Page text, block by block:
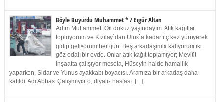
Böyle Buyurdu Muhammet * / Ergür Altan
Adım Muhammet. On dokuz yaşındayım. Atık kağıtlar
topluyorum ve Kızılay`dan Ulus`a kadar üç kez yürüyerek
gidip geliyorum her gün. Beş arkadaşımla kalıyorum iki
göz odalı bir evde. Onlar atık kağıt toplamıyor; Mevlüt
inşaatta çalışıyor mesela, Hüseyin halde hamallık
yaparken, Sidar ve Yunus ayakkabı boyacısı. Aramıza bir arkadaş daha
katıldı. Adı Abbas. Çalışmıyor o, diyaliz hastası. […]